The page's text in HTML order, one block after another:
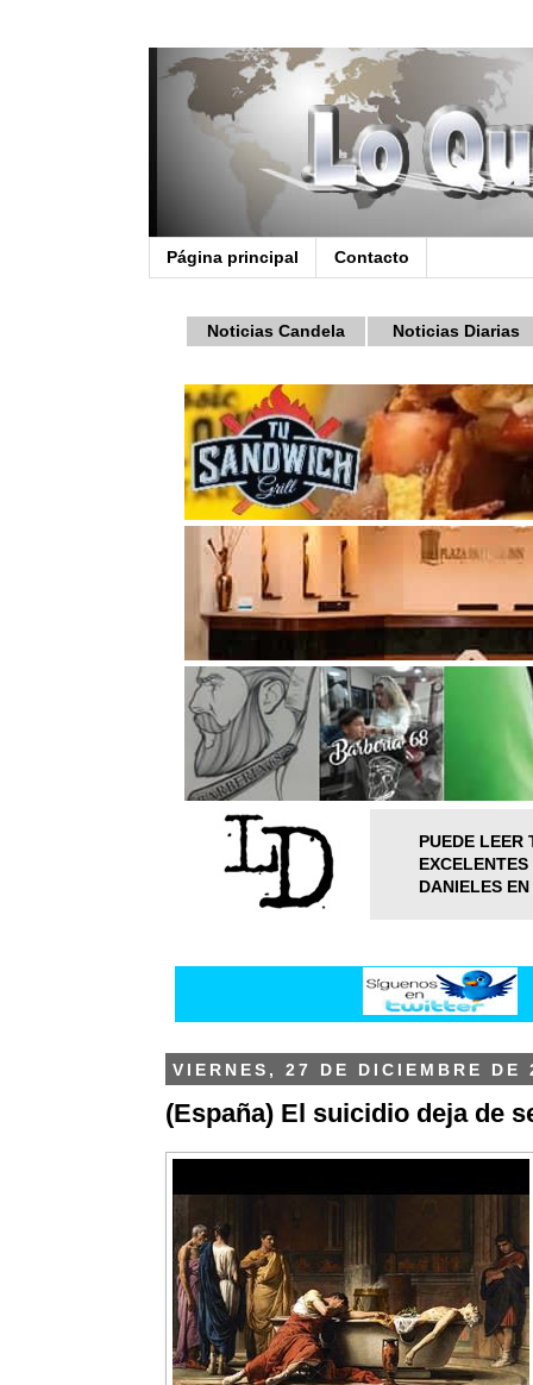
Página principal Contacto
Noticias Candela Noticias Diarias
PUEDE LEER
DANIELES
VIERNES, 27 DE DICIEMBRE DE
(España) El suicidio deja de